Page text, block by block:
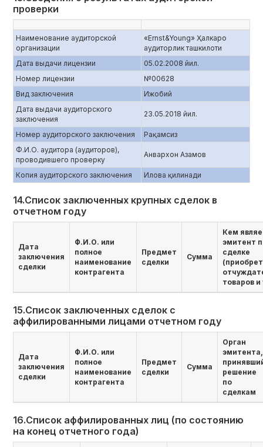
проверки
Наименование аудиторской
организации
«Ernst&Young» Ҳалкаро
аудиторлик ташкилоти
Дата выдачи лицензии
05.02.2008 йил.
Номер лицензии
№00628
Вид заключения
Ижобий
Дата выдачи аудиторского
заключения
23.05.2018 йил.
Номер аудиторского заключения
Рақамсиз
Ф.И.О. аудитора (аудиторов),
проводившего проверку
Анвархон Азамов
Копия аудиторского заключения Илова қилинади
14.Список заключенных крупных сделок в
отчетном году
Дата
заключения
сделки
Ф.И.О. или
полное
наименование
контрагента
Предмет
сделки
Сумма
Кем
эмитент
сделке
товаров и
15.Список заключенных сделок с
аффилированными лицами отчетном году
Дата
заключения
сделки
Ф.И.О. или
полное
наименование
контрагента
Предмет
сделки
Сумма
Орган
эмитента,
решение
по
сделкам
16.Список аффилированных лиц (по состоянию
на конец отчетного года)